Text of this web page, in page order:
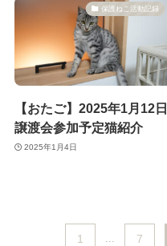
保護ねこ活動記録
【おたご】2025年1月12日
譲渡会参加予定猫紹介
2025年1月4日
1 7